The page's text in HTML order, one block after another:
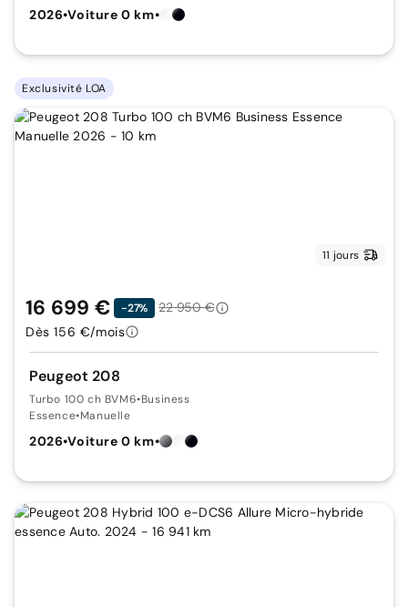
2026•Voiture 0 km•
Exclusivité LOA
11 jours
Peugeot 208
Turbo 100 ch BVM6•Business
Essence•Manuelle
2026•Voiture 0 km•
16 699 € -27%
22 950 €
Dès 156 €/mois